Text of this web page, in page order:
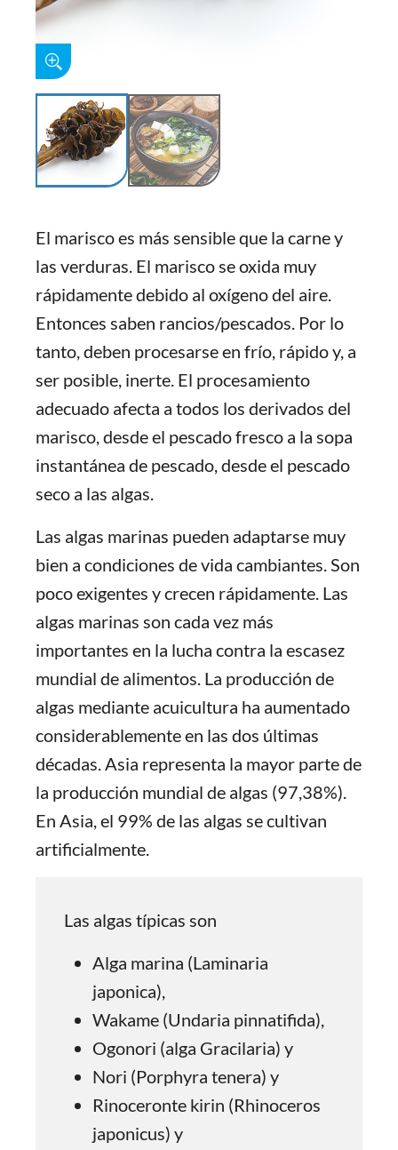
El marisco es más sensible que la carne y
las verduras. El marisco se oxida muy
rápidamente debido al oxígeno del aire.
Entonces saben rancios/pescados. Por lo
tanto, deben procesarse en frío, rápido y, a
ser posible, inerte. El procesamiento
adecuado afecta a todos los derivados del
marisco, desde el pescado fresco a la sopa
instantánea de pescado, desde el pescado
seco a las algas.
Las algas marinas pueden adaptarse muy
bien a condiciones de vida cambiantes. Son
poco exigentes y crecen rápidamente. Las
algas marinas son cada vez más
importantes en la lucha contra la escasez
mundial de alimentos. La producción de
algas mediante acuicultura ha aumentado
considerablemente en las dos últimas
décadas. Asia representa la mayor parte de
la producción mundial de algas (97,38%).
En Asia, el 99% de las algas se cultivan
artificialmente.
Las algas típicas son
Alga marina (Laminaria
japonica),
Wakame (Undaria pinnatifida),
Ogonori (alga Gracilaria) y
Nori (Porphyra tenera) y
Rinoceronte kirin (Rhinoceros
japonicus) y